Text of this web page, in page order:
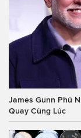
James Gunn Phủ
Quay Cùng Lúc